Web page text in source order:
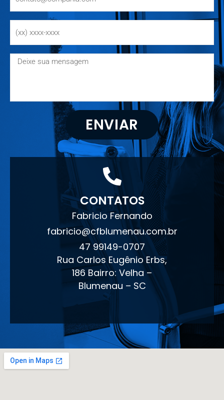
ENVIAR
CONTATOS
Fabricio Fernando
fabricio@cfblumenau.com.br
47 99149-0707
Rua Carlos Eugênio Erbs,
186 Bairro: Velha –
Blumenau – SC